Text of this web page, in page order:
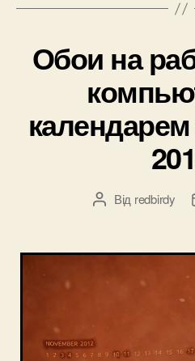
Обои на
Автор
Від redbirdy